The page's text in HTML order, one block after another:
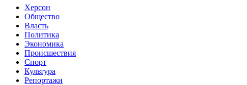
Херсон
Общество
Власть
Политика
Экономика
Происшествия
Спорт
Культура
Репортажи